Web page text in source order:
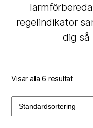
regelindikator
dig så
Visar alla 6 resultat